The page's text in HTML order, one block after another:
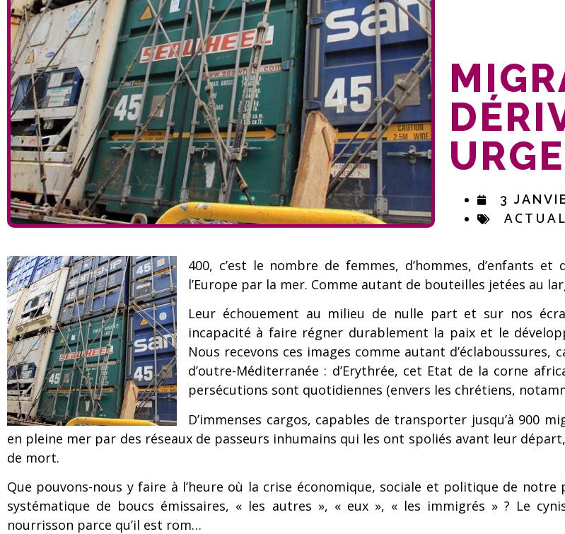
3
400, c’est le nombre de femmes, d’hommes, d’enfants
l’Europe par la mer. Comme autant de bouteilles jetées au
Leur échouement au milieu de nulle part et sur nos
incapacité à faire régner durablement la paix et le
Nous recevons ces images comme autant
d’outre-Méditerranée : d’Erythrée, cet Etat de la corne
persécutions sont quotidiennes (envers les chrétiens,
D’immenses cargos, capables de transporter jusqu’à 900
en pleine mer par des réseaux de passeurs inhumains qui les ont spoliés avant leur
de mort.
Que pouvons-nous y faire à l’heure où la crise économique, sociale et politique de
systématique de boucs émissaires, « les autres », « eux », « les immigrés » ? Le
nourrisson parce qu’il est rom…